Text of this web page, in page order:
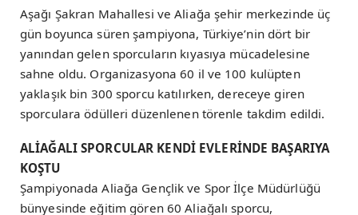
Aşağı Şakran Mahallesi ve Aliağa şehir merkezinde üç
gün boyunca süren şampiyona, Türkiye’nin dört bir
yanından gelen sporcuların kıyasıya mücadelesine
sahne oldu. Organizasyona 60 il ve 100 kulüpten
yaklaşık bin 300 sporcu katılırken, dereceye giren
sporculara ödülleri düzenlenen törenle takdim edildi.
ALİAĞALI SPORCULAR KENDİ EVLERİNDE BAŞARIYA
KOŞTU
Şampiyonada Aliağa Gençlik ve Spor İlçe Müdürlüğü
bünyesinde eğitim gören 60 Aliağalı sporcu,